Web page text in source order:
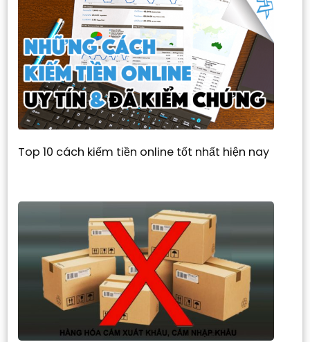
Top 10 cách kiếm tiền online tốt nhất hiện nay